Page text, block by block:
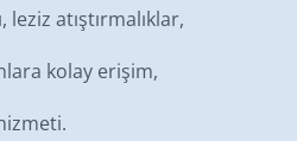
leziz atıştırmalıklar,
kolay erişim,